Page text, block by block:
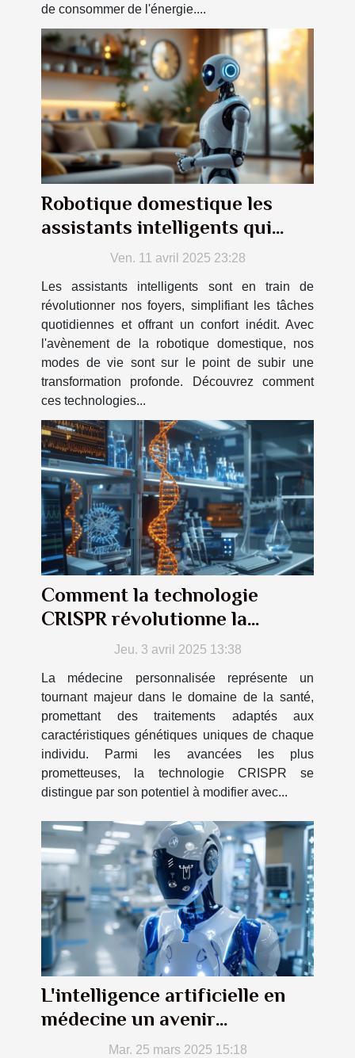
de consommer de l'énergie....
Robotique domestique les
assistants intelligents qui
transformeront votre
Ven. 11 avril 2025 23:28
Les assistants intelligents sont en train de
révolutionner nos foyers, simplifiant les tâches
quotidiennes et offrant un confort inédit. Avec
l'avènement de la robotique domestique, nos
modes de vie sont sur le point de subir une
transformation profonde. Découvrez comment
ces technologies...
Comment la technologie
CRISPR révolutionne la
médecine personnalisée
Jeu. 3 avril 2025 13:38
La médecine personnalisée représente un
tournant majeur dans le domaine de la santé,
promettant des traitements adaptés aux
caractéristiques génétiques uniques de chaque
individu. Parmi les avancées les plus
prometteuses, la technologie CRISPR se
distingue par son potentiel à modifier avec...
L'intelligence artificielle en
médecine un avenir
prometteurMar. 25 mars 2025 15:18